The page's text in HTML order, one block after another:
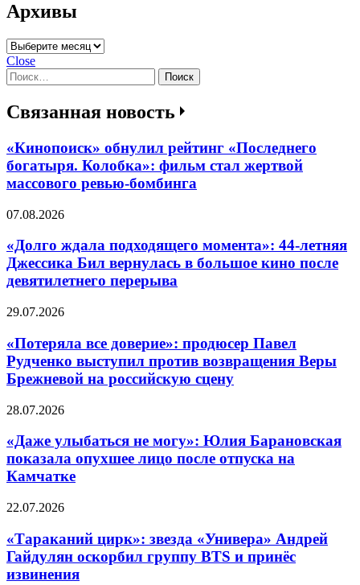
Архивы
Архивы
Close
Найти:
Связанная новость
«Кинопоиск» обнулил рейтинг «Последнего
богатыря. Колобка»: фильм стал жертвой
массового ревью-бомбинга
07.08.2026
«Долго ждала подходящего момента»: 44-летняя
Джессика Бил вернулась в большое кино после
девятилетнего перерыва
29.07.2026
«Потеряла все доверие»: продюсер Павел
Рудченко выступил против возвращения Веры
Брежневой на российскую сцену
28.07.2026
«Даже улыбаться не могу»: Юлия Барановская
показала опухшее лицо после отпуска на
Камчатке
22.07.2026
«Тараканий цирк»: звезда «Универа» Андрей
Гайдулян оскорбил группу BTS и принёс
извинения